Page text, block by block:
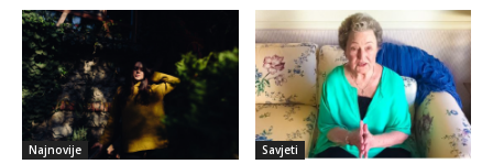
Najnovije Savjeti